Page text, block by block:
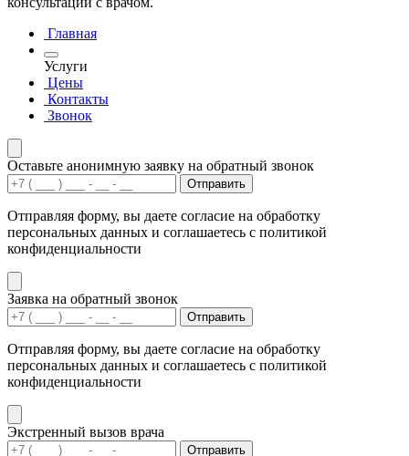
Главная
Услуги
Цены
Контакты
Звонок
Оставьте анонимную заявку на обратный звонок
Отправить
Отправляя форму, вы даете согласие на обработку
персональных данных и соглашаетесь с политикой
конфиденциальности
Заявка на обратный звонок
Отправить
Отправляя форму, вы даете согласие на обработку
персональных данных и соглашаетесь с политикой
конфиденциальности
Экстренный вызов врача
Отправить